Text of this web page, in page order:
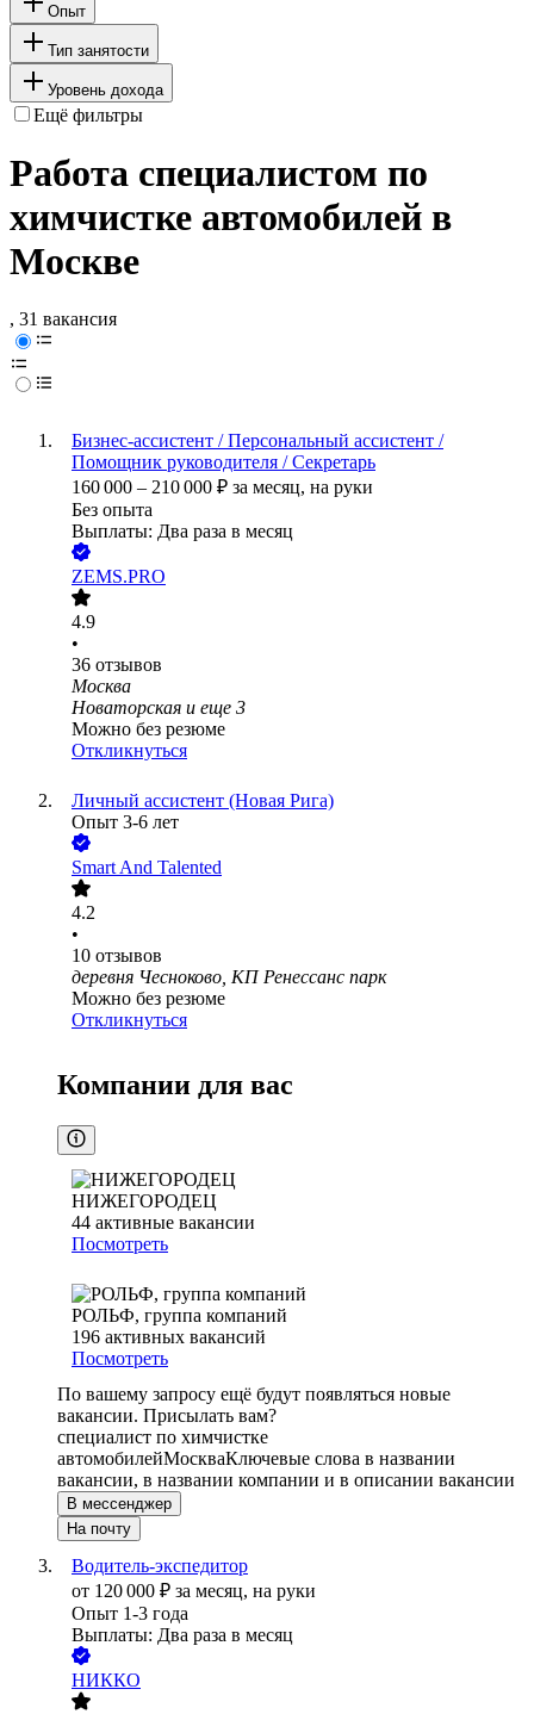
Опыт
Тип занятости
Уровень дохода
Ещё фильтры
Работа специалистом по
химчистке автомобилей в
Москве
, 31 вакансия
Бизнес-ассистент / Персональный ассистент /
Помощник руководителя / Секретарь
160 000 – 210 000 ₽ за месяц, на руки
Без опыта
Выплаты: Два раза в месяц
ZEMS.PRO
4.9
•
36 отзывов
Москва
Новаторская и еще 3
Можно без резюме
Откликнуться
Личный ассистент (Новая Рига)
Опыт 3-6 лет
Smart And Talented
4.2
•
10 отзывов
деревня Чесноково, КП Ренессанс парк
Можно без резюме
Откликнуться
Компании для вас
НИЖЕГОРОДЕЦ
44 активные вакансии
Посмотреть
РОЛЬФ, группа компаний
196 активных вакансий
Посмотреть
По вашему запросу ещё будут появляться новые
вакансии. Присылать вам?
специалист по химчистке
автомобилейМоскваКлючевые слова в названии
вакансии, в названии компании и в описании вакансии
В мессенджер
На почту
Водитель-экспедитор
от 120 000 ₽ за месяц, на руки
Опыт 1-3 года
Выплаты: Два раза в месяц
НИККО